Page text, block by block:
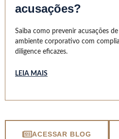
acusações?
Saiba como prevenir acusações
ambiente corporativo com
diligence eficazes.
LEIA MAIS
ACESSAR BLOG